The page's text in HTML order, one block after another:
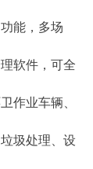
能，多场
软件，可全
作业车辆、
圾处理、设